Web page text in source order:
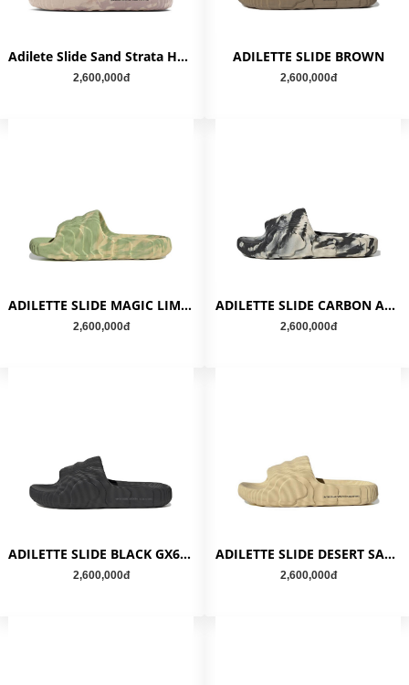
Adilete Slide Sand Strata HP6516
2,600,000đ
ADILETTE SLIDE BROWN
2,600,000đ
ADILETTE SLIDE MAGIC LIME ST DESERT SAND GY1597
2,600,000đ
ADILETTE SLIDE CARBON ALUMINUM GX6947
2,600,000đ
ADILETTE SLIDE BLACK GX6949
2,600,000đ
ADILETTE SLIDE DESERT SAND GX6945
2,600,000đ